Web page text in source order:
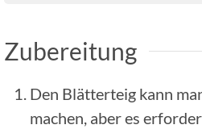
Zubereitung
Den Blätterteig kann
machen, aber es